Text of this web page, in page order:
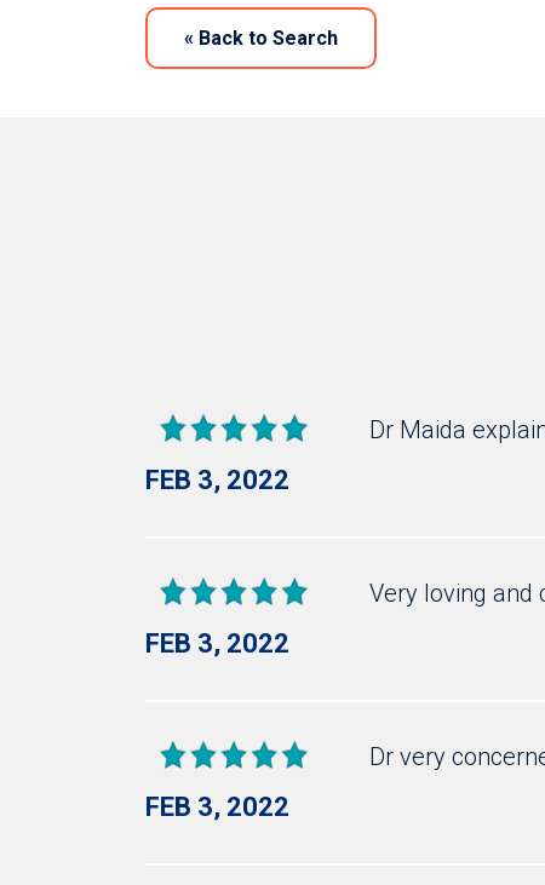
« Back to Search
FEB 3, 2022
Dr Maida
FEB 3, 2022
Very loving and
FEB 3, 2022
Dr very